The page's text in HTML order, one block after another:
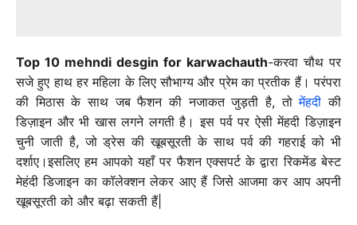
Top 10 mehndi desgin for karwachauth-करवा चौथ पर
सजे हुए हाथ हर महिला के लिए सौभाग्य और प्रेम का प्रतीक हैं। परंपरा
की मिठास के साथ जब फैशन की नजाकत जुड़ती है, तोमेंहदी की
डिज़ाइन और भी खास लगने लगती है। इस पर्व पर ऐसी मेंहदी डिज़ाइन
चुनी जाती है, जो ड्रेस की खूबसूरती के साथ पर्व की गहराई को भी
दर्शाए।इसलिए हम आपको यहाँ पर फैशन एक्सपर्ट के द्वारा रिकमेंड बेस्ट
मेहंदी डिजाइन का कॉलेक्शन लेकर आए हैं जिसे आजमा कर आप अपनी
खूबसूरती को और बढ़ा सकती हैं|